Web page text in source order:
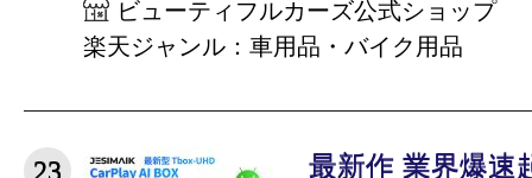
ビューティフルカーズ公式ショップ
楽天ジャンル：車用品・バイク用品
23 最新作 業界爆速